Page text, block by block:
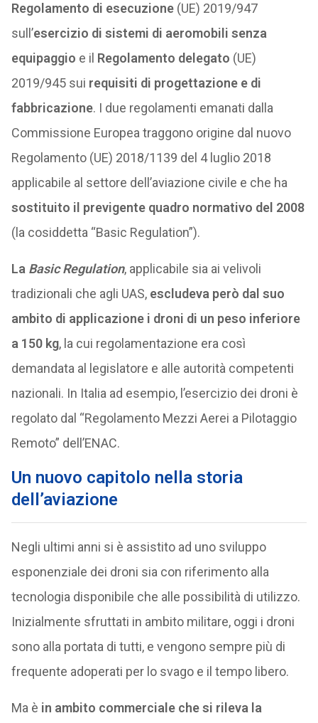
Regolamento di esecuzione(UE) 2019/947
sull’esercizio di sistemi di aeromobili senza
equipaggio e il Regolamento delegato (UE)
2019/945 sui requisiti di progettazione e di
fabbricazione. I due regolamenti emanati dalla
Commissione Europea traggono origine dal nuovo
Regolamento (UE) 2018/1139 del 4 luglio 2018
applicabile al settore dell’aviazione civile e che ha
sostituito il previgente quadro normativo del 2008
(la cosiddetta “Basic Regulation”).
La Basic Regulation, applicabile sia ai velivoli
tradizionali che agli UAS,escludeva però dal suo
ambito di applicazione i droni di un peso inferiore
a 150 kg, la cui regolamentazione era così
demandata al legislatore e alle autorità competenti
nazionali. In Italia ad esempio, l’esercizio dei droni è
regolato dal “Regolamento Mezzi Aerei a Pilotaggio
Remoto” dell’ENAC.
Un nuovo capitolo nella storia
dell’aviazione
Negli ultimi anni si è assistito ad uno sviluppo
esponenziale dei droni sia con riferimento alla
tecnologia disponibile che alle possibilità di utilizzo.
Inizialmente sfruttati in ambito militare, oggi i droni
sono alla portata di tutti, e vengono sempre più di
frequente adoperati per lo svago e il tempo libero.
Ma è in ambito commerciale che si rileva la